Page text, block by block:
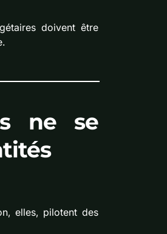
doivent être
ne se
elles, pilotent des